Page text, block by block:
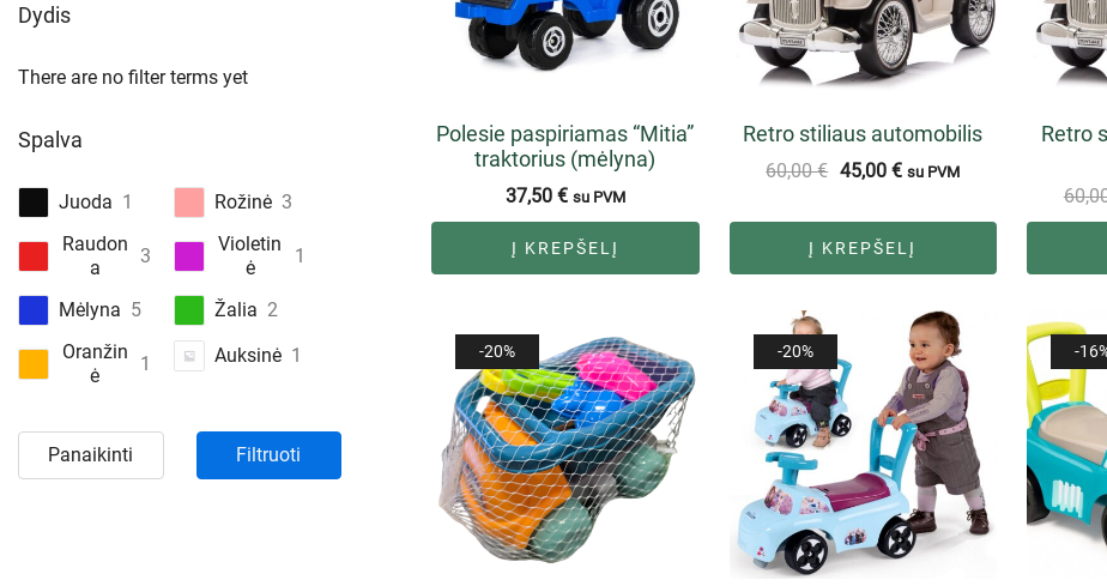
Polesie paspiriamas “Mitia”
traktorius (mėlyna)
37,50 € su PVM
Į KREPŠELĮ
Retro stiliaus automobilis
60,00€ 45,00€ su PVM
Į KREPŠELĮ
Retro
-20% -20% -
Dydis
There are no filter terms yet
Spalva
Juoda 1 Rožinė 3
Raudon
a
3
Violetin
ė
1
Mėlyna 5 Žalia 2
Oranžin
ė
1 Auksinė 1
Filtruoti
Panaikinti